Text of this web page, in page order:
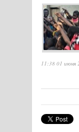
11:38 01 июня